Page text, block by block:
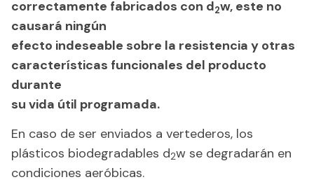
correctamente fabricados con d2w, este no
causará ningún
efecto indeseable sobre la resistencia y otras
características funcionales del producto
durante
su vida útil programada.
En caso de ser enviados a vertederos, los
plásticos biodegradables d2w se degradarán en
condiciones aeróbicas.